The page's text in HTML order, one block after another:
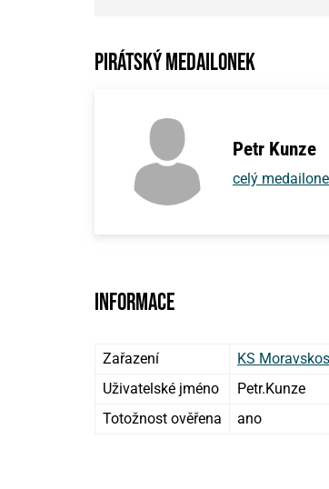
Pirátský medailonek
Petr Kunze
celý
Informace
Zařazení KS
Uživatelské jméno
Petr.Kunze
Totožnost ověřena
ano